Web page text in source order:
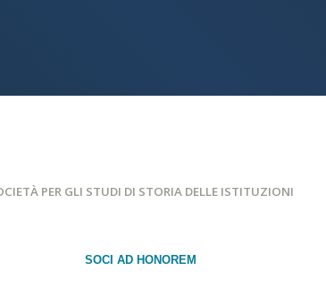
PER GLI STUDI DI STORIA DELLE ISTITUZIONI
SOCI AD HONOREM